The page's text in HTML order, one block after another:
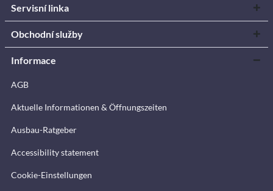
Servisní linka
Obchodní služby
Informace
AGB
Aktuelle Informationen & Öffnungszeiten
Ausbau-Ratgeber
Accessibility statement
Cookie-Einstellungen